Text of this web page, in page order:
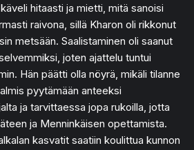
hitaasti ja mietti, mitä sanoisi
raivona, sillä Kharon oli rikkonut
metsään. Saalistaminen oli saanut
joten ajattelu tuntui
Hän päätti olla nöyrä, mikäli tilanne
pyytämään anteeksi
ja tarvittaessa jopa rukoilla, jotta
ja Menninkäisen opettamista.
kasvatit saatiin koulittua kunnon